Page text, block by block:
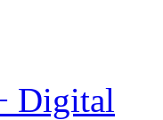
Digital